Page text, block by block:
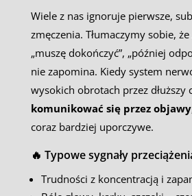
Wiele z nas ignoruje pierwsze,
zmęczenia. Tłumaczymy sobie, że
„muszę dokończyć”, „później
nie zapomina. Kiedy system
wysokich obrotach przez dłuższy
komunikować się przez objawy
coraz bardziej uporczywe.
🔥 Typowe sygnały
Trudności z koncentracją i